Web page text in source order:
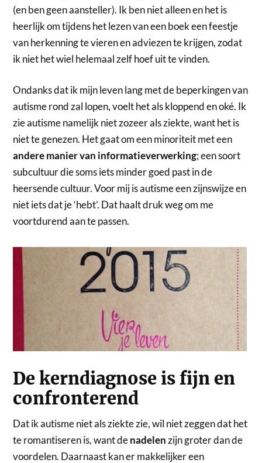
(en ben geen aansteller). Ik ben niet alleen en het is
heerlijk om tijdens het lezen van een boek een feestje
van herkenning te vieren en adviezen te krijgen, zodat
ik niet het wiel helemaal zelf hoef uit te vinden.
Ondanks dat ik mijn leven lang met de beperkingen van
autisme rond zal lopen, voelt het als kloppend en oké. Ik
zie autisme namelijk niet zozeer als ziekte, want het is
niet te genezen. Het gaat om een minoriteit met een
andere manier van informatieverwerking; een soort
subcultuur die soms iets minder goed past in de
heersende cultuur. Voor mij is autisme een zijnswijze en
niet iets dat je ‘hebt’. Dat haalt druk weg om me
voortdurend aan te passen.
De kerndiagnose is fijn en
confronterend
Dat ik autisme niet als ziekte zie, wil niet zeggen dat het
te romantiseren is, want denadelenzijn groter dan de
voordelen. Daarnaast kan er makkelijker een